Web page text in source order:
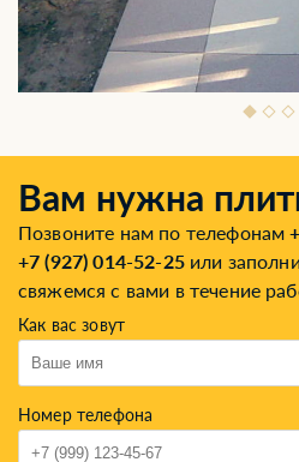
Вам нужна
Позвоните нам по телефонам
+7 (927) 014-52-25или
свяжемся с вами в течение
Как вас зовут
Номер телефона